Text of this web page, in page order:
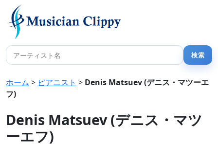
ホーム > ピアニスト > Denis Matsuev (デニス・マツーエ
フ)
Denis Matsuev (デニス・マツ
ーエフ)